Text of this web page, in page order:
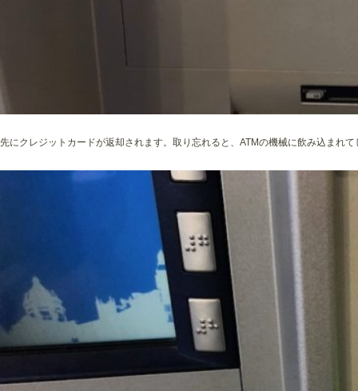
先にクレジットカードが返却されます。取り忘れると、ATMの機械に飲み込まれ